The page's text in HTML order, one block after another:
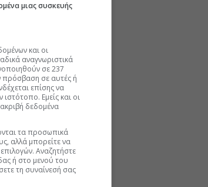
μιας συσκευής
και οι
αναγνωριστικά
σε 237
σε αυτές ή
επίσης να
Εμείς και οι
δεδομένα
τα προσωπικά
αλλά μπορείτε να
Αναζητήστε
ή στο μενού του
τη συναίνεσή σας